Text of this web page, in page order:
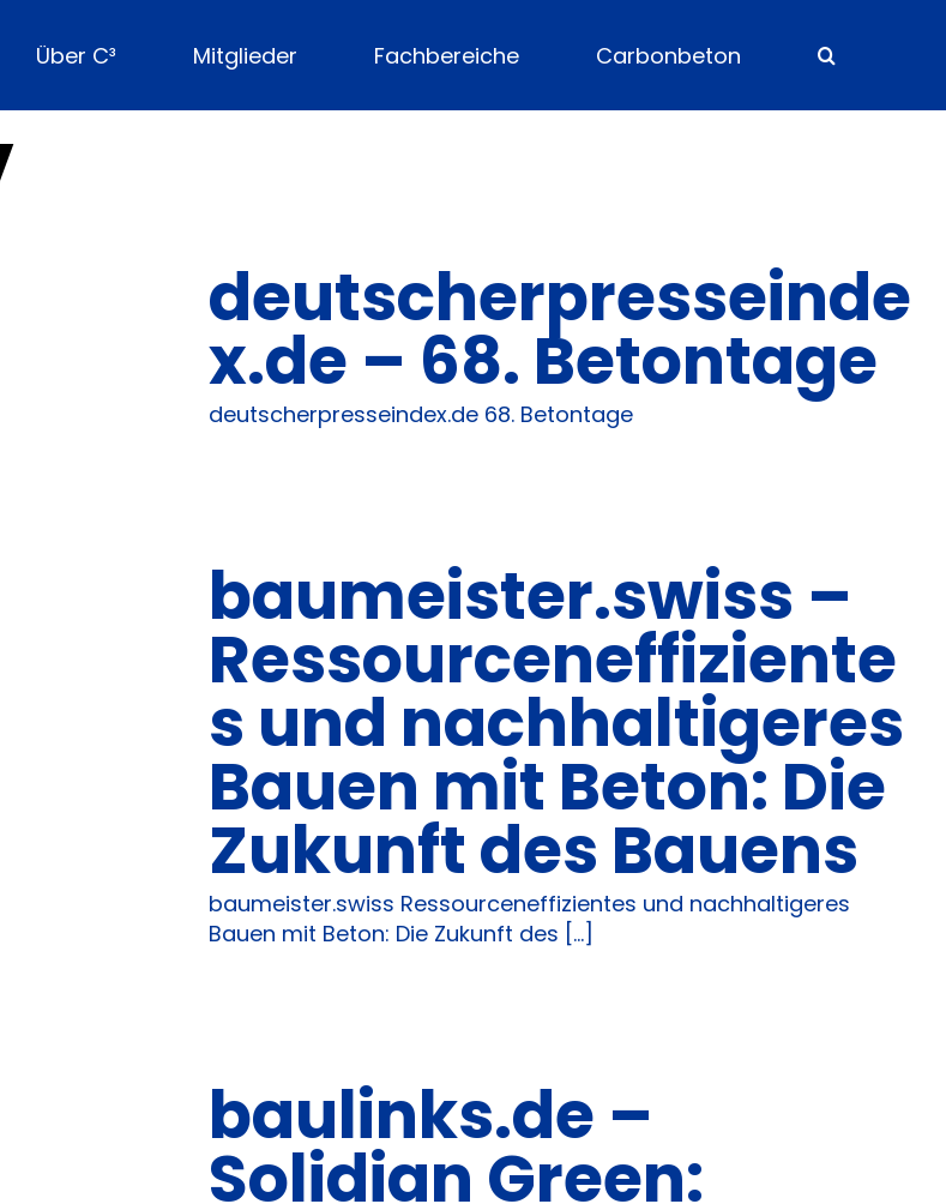
Über C³ Mitglieder Fachbereiche Carbonbeton
deutscherpresseinde
x.de – 68. Betontage
deutscherpresseindex.de 68. Betontage
baumeister.swiss –
Ressourceneffiziente
s und nachhaltigeres
Bauen mit Beton: Die
Zukunft des Bauens
baumeister.swiss Ressourceneffizientes und nachhaltigeres
Bauen mit Beton: Die Zukunft des [...]
baulinks.de –
Solidian Green: